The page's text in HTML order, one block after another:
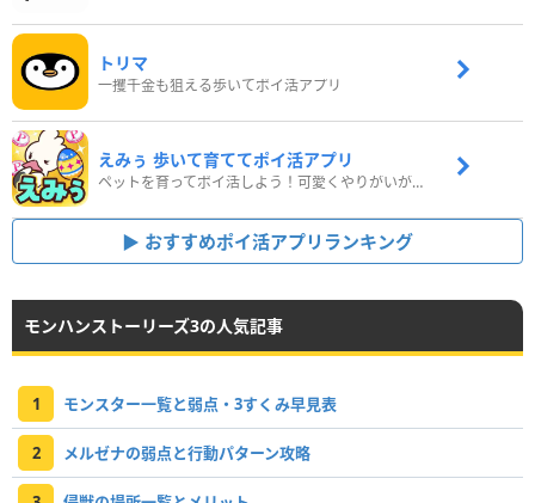
トリマ
一攫千金も狙える歩いてポイ活アプリ
えみぅ 歩いて育ててポイ活アプリ
ペットを育ってポイ活しよう！可愛くやりがいがある新感覚アプリ
おすすめポイ活アプリランキング
モンハンストーリーズ3の人気記事
1 モンスター一覧と弱点・3すくみ早見表
2 メルゼナの弱点と行動パターン攻略